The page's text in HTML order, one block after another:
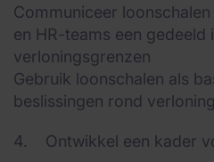
Communiceer
en HR-teams een gedeeld
verloningsgrenzen
Gebruik loonschalen als
beslissingen rond
4. Ontwikkel een kader